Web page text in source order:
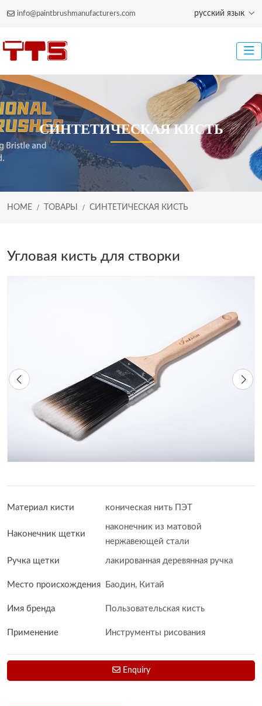
info@paintbrushmanufacturers.com русский язык
СИНТЕТИЧЕСКАЯ КИСТЬ
HOME ТОВАРЫ СИНТЕТИЧЕСКАЯ КИСТЬ
Угловая кисть для створки
Материал кисти коническая нить ПЭТ
Наконечник щетки
наконечник из матовой
нержавеющей стали
Ручка щетки лакированная деревянная ручка
Место происхождения Баодин, Китай
Имя бренда Пользовательская кисть
Применение Инструменты рисования
Enquiry